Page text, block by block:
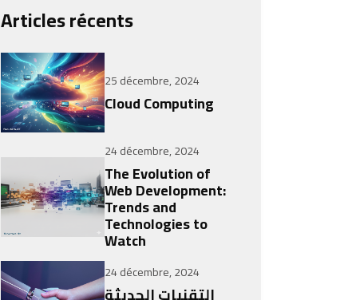
Articles récents
25 décembre, 2024
Cloud Computing
24 décembre, 2024
The Evolution of
Web Development:
Trends and
Technologies to
Watch
24 décembre, 2024
التقنيات الحديثة